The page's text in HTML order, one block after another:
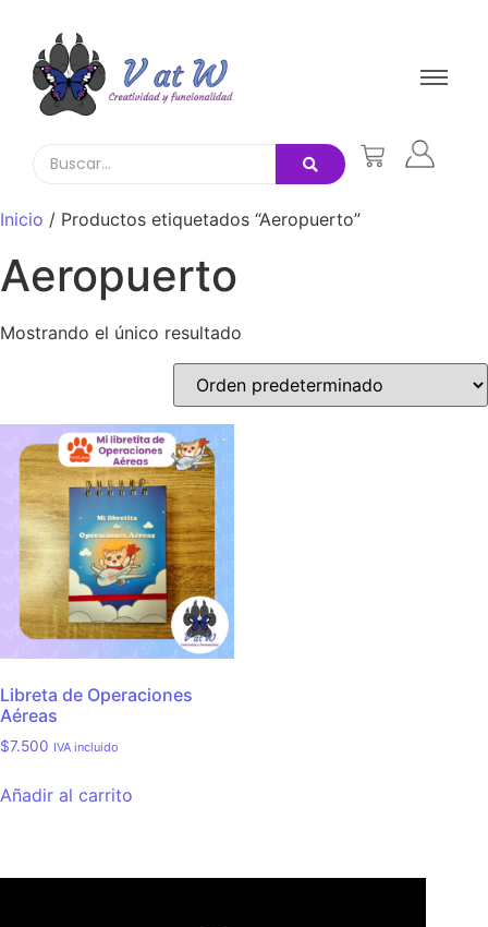
Inicio / Productos etiquetados “Aeropuerto”
Aeropuerto
Mostrando el único resultado
Libreta de Operaciones
Aéreas
$7.500 IVA incluido
Añadir al carrito